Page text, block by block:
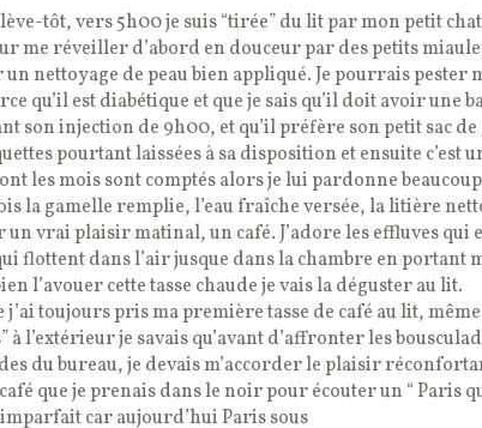
lève-tôt, vers 5h00 je suis “tirée” du lit par mon petit
me réveiller d’abord en douceur par des petits
un nettoyage de peau bien appliqué. Je pourrais pester
qu’il est diabétique et que je sais qu’il doit avoir une
son injection de 9h00, et qu’il préfère son petit sac de
pourtant laissées à sa disposition et ensuite c’est
les mois sont comptés alors je lui pardonne
la gamelle remplie, l’eau fraîche versée, la litière
un vrai plaisir matinal, un café. J’adore les effluves qui
flottent dans l’air jusque dans la chambre en portant
l’avouer cette tasse chaude je vais la déguster au lit.
j’ai toujours pris ma première tasse de café au lit,
à l’extérieur je savais qu’avant d’affronter les
du bureau, je devais m’accorder le plaisir
que je prenais dans le noir pour écouter un “ Paris
car aujourd’hui Paris sous